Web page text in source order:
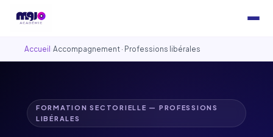
Accueil Accompagnement · Professions libérales
FORMATION SECTORIELLE — PROFESSIONS
LIBÉRALES